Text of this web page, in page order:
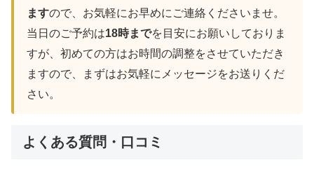
ますので、お気軽にお早めにご連絡くださいませ。
当日のご予約は18時までを目安にお願いしておりま
すが、初めての方はお時間の調整をさせていただき
ますので、まずはお気軽にメッセージをお送りくだ
さい。
よくある質問・口コミ